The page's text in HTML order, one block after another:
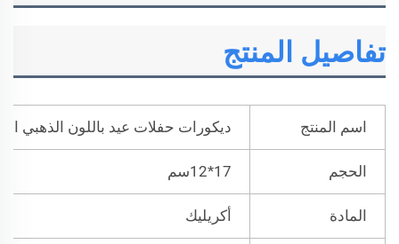
تفاصيل المنتج
اسم المنتج ديكورات حفلات عيد باللون الذهبي
الحجم 17*12سم
المادة أكريليك